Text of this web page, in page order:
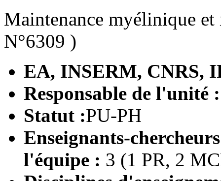
Maintenance myélinique
N°6309 )
EA, INSERM, CNRS,
Responsable de l'unité
Statut :PU-PH
Enseignants-
l'équipe : 3 (1 PR, 2